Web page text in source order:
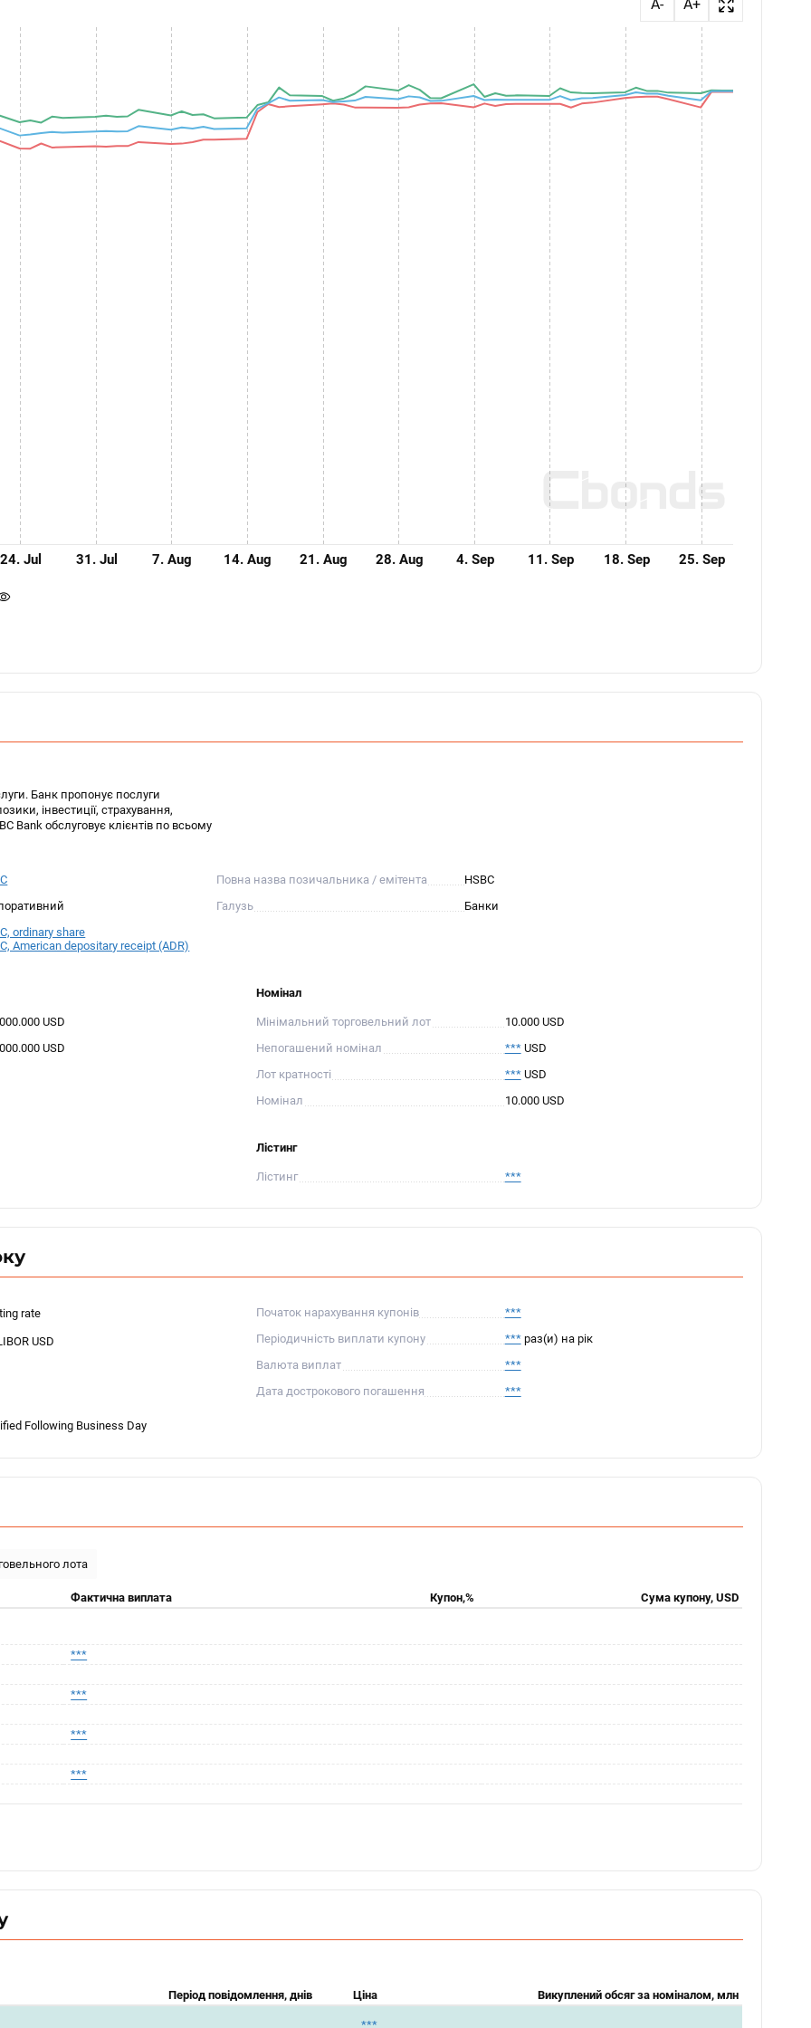
A- A+
24. Jul 31. Jul 7. Aug 14. Aug 21. Aug 28. Aug 4. Sep 11. Sep 18. Sep 25. Sep
Банк пропонує послуги
інвестиції, страхування,
Bank обслуговує клієнтів по всьому
Повна назва позичальника / емітента
HSBC
Галузь
Банки
ordinary share
American depositary receipt (ADR)
USD
USD
Номінал
Мінімальний торговельний лот
10.000 USD
Непогашений номінал
***USD
Лот кратності
***USD
Номінал
10.000 USD
Лістинг
Лістинг ***
rate
USD
Following Business Day
Початок нарахування купонів
***
Періодичність виплати купону
*** раз(и) на рік
Валюта виплат
***
Дата дострокового погашення
***
лота
Фактична виплата Купон,% Сума купону, USD
***
***
***
***
Період повідомлення, днів Ціна Викуплений обсяг за номіналом, млн
***